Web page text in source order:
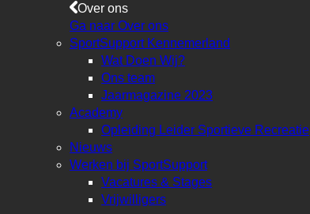
Over ons
Ga naar Over ons
SportSupport Kennemerland
Wat Doen Wij?
Ons team
Jaarmagazine 2023
Academy
Opleiding Leider Sportieve Recreatie
Nieuws
Werken bij SportSupport
Vacatures & Stages
Vrijwilligers